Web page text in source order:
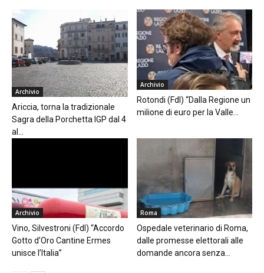
Archivio
Ariccia, torna la tradizionale
Sagra della Porchetta IGP dal 4
al...
Archivio
Rotondi (FdI) “Dalla Regione un
milione di euro per la Valle...
Archivio
Vino, Silvestroni (FdI) “Accordo
Gotto d’Oro Cantine Ermes
unisce l’Italia”
Roma
Ospedale veterinario di Roma,
dalle promesse elettorali alle
domande ancora senza...